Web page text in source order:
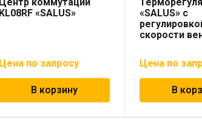
Центр коммутации
KL08RF «SALUS»
Цена по запросу
В корзину
«SALUS» с
скорости
Цена по
В